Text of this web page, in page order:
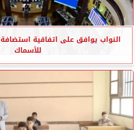
النواب يوافق على اتفاقية
للأسماك